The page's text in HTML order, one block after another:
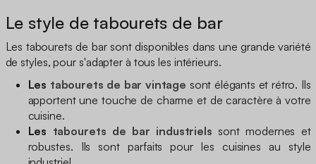
Le style de tabourets de bar
Les tabourets de bar sont disponibles dans une grande variété
de styles, pour s'adapter à tous les intérieurs.
Les tabourets de bar vintage sont élégants et rétro. Ils
apportent une touche de charme et de caractère à votre
cuisine.
Les tabourets de bar industriels sont modernes et
robustes. Ils sont parfaits pour les cuisines au style